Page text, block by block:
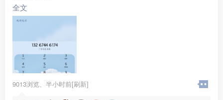
全文
9013浏览、 半小时前[刷新]